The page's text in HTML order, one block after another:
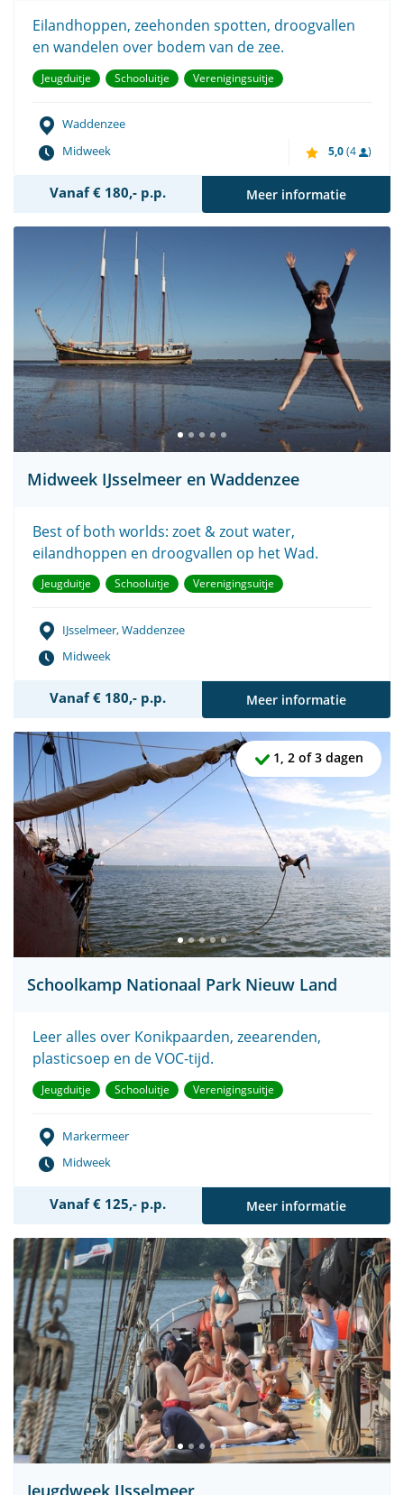
Eilandhoppen, zeehonden spotten, droogvallen
en wandelen over bodem van de zee.
Jeugduitje Schooluitje Verenigingsuitje
Waddenzee
Midweek
5,0(4 )
Vanaf € 180,- p.p. Meer informatie
Midweek IJsselmeer en Waddenzee
Best of both worlds: zoet & zout water,
eilandhoppen en droogvallen op het Wad.
Jeugduitje Schooluitje Verenigingsuitje
IJsselmeer, Waddenzee
Midweek
Vanaf € 180,- p.p. Meer informatie
1, 2 of 3 dagen
Schoolkamp Nationaal Park Nieuw Land
Leer alles over Konikpaarden, zeearenden,
plasticsoep en de VOC-tijd.
Jeugduitje Schooluitje Verenigingsuitje
Markermeer
Midweek
Vanaf € 125,- p.p. Meer informatie
Jeugdweek IJsselmeer